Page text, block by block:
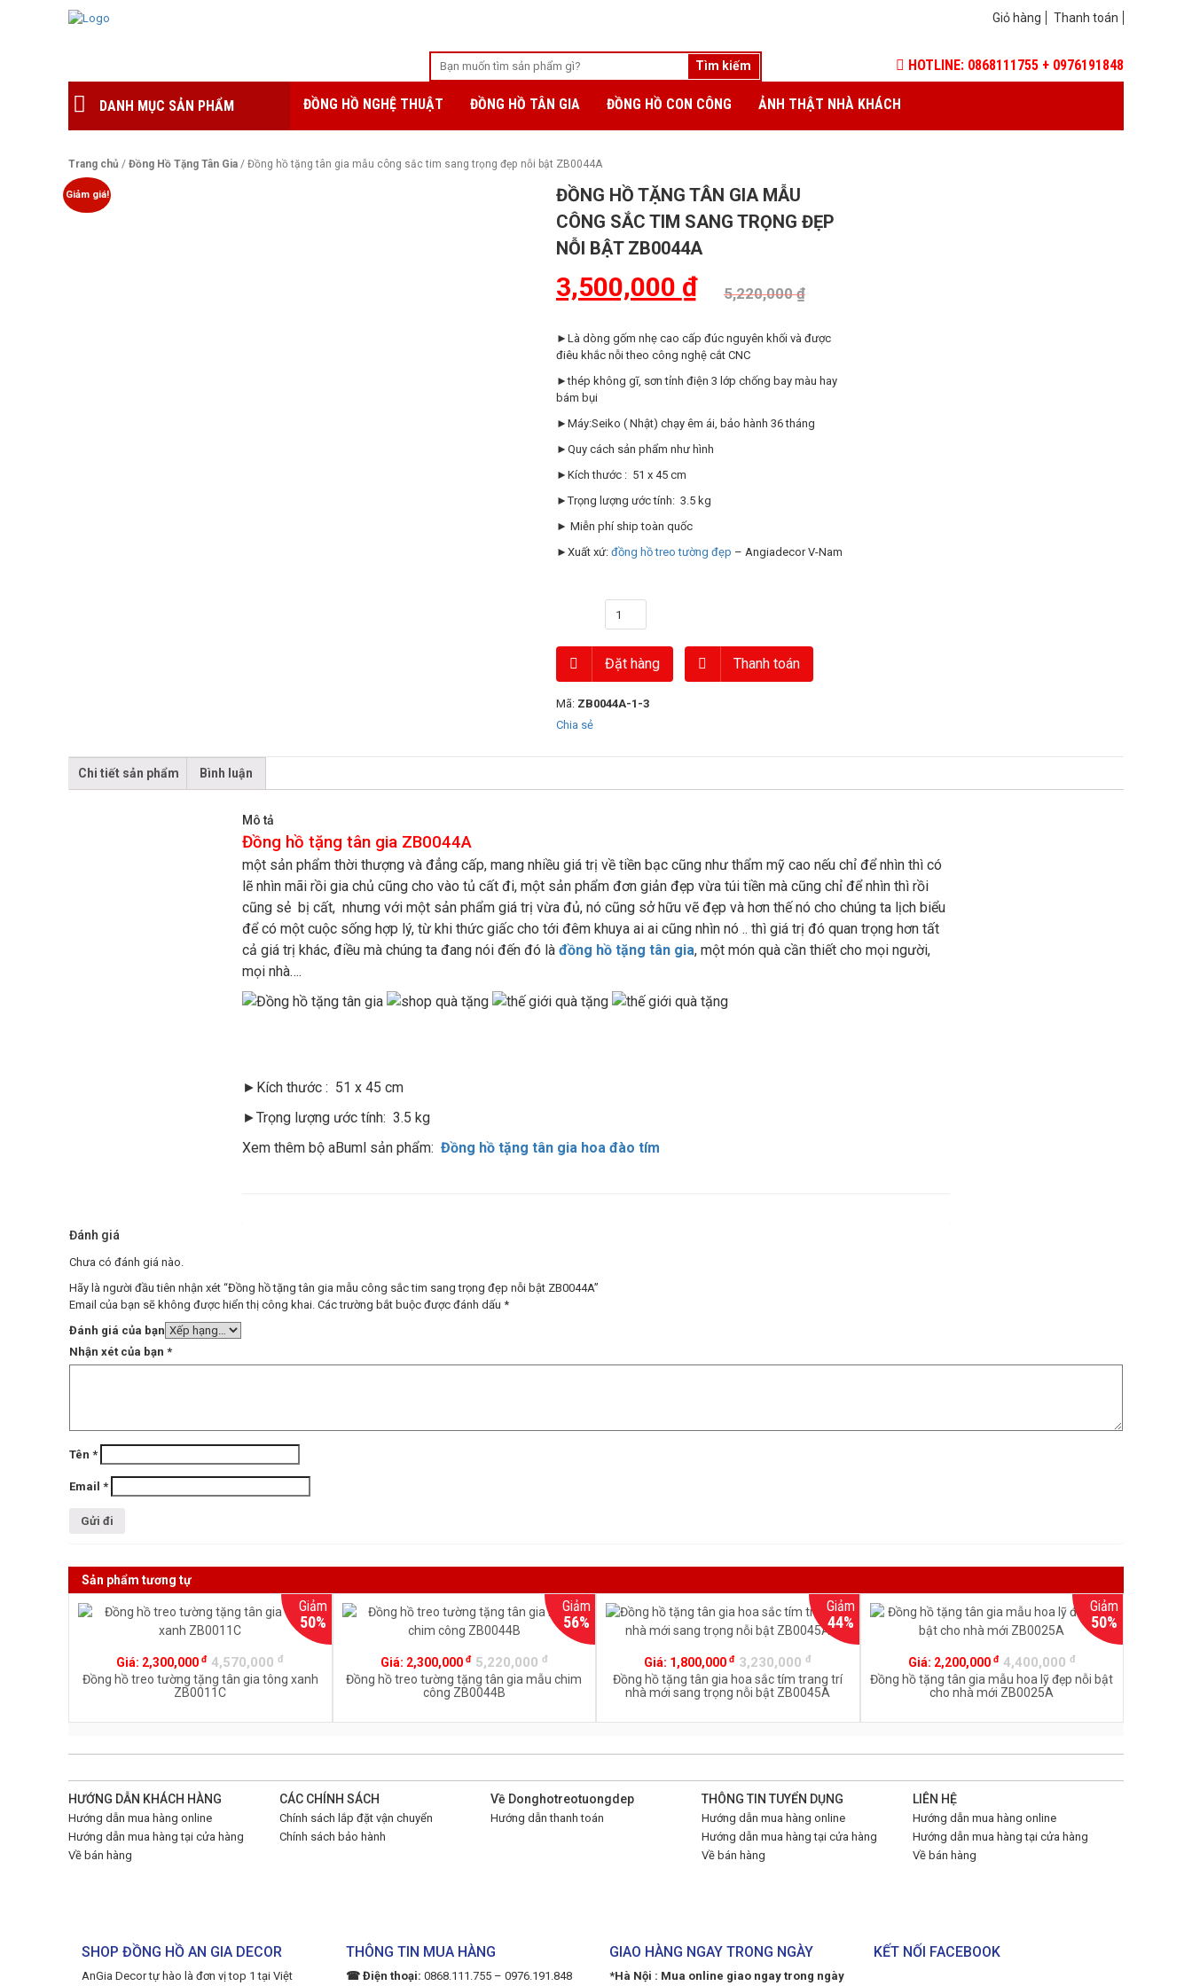
Giỏ hàng Thanh toán
HOTLINE: 0868111755 + 0976191848
DANH MỤC SẢN PHẨM ĐỒNG HỒ NGHỆ THUẬT ĐỒNG HỒ TÂN GIA ĐỒNG HỒ CON CÔNG ẢNH THẬT NHÀ KHÁCH
Trang chủ / Đồng Hồ Tặng Tân Gia / Đồng hồ tặng tân gia mẫu công sắc tim sang trọng đẹp nỗi bật ZB0044A
Giảm giá!
ĐỒNG HỒ TẶNG TÂN GIA MẪU
CÔNG SẮC TIM SANG TRỌNG ĐẸP
NỖI BẬT ZB0044A
5,220,000₫
3,500,000 ₫
►Là dòng gốm nhẹ cao cấp đúc nguyên khối và được
điêu khắc nỗi theo công nghệ cắt CNC
►thép không gĩ, sơn tỉnh điện 3 lớp chống bay màu hay
bám bụi
►Máy:Seiko ( Nhật) chạy êm ái, bảo hành 36 tháng
►Quy cách sản phẩm như hình
►Kích thước : 51 x 45 cm
►Trọng lượng ước tính: 3.5 kg
► Miễn phí ship toàn quốc
►Xuất xứ: đồng hồ treo tường đẹp – Angiadecor V-Nam
Đặt hàng Thanh toán
Mã: ZB0044A-1-3
Chia sẻ
Chi tiết sản phẩm Bình luận
Mô tả
Đồng hồ tặng tân gia ZB0044A
một sản phẩm thời thượng và đẳng cấp, mang nhiều giá trị về tiền bạc cũng như thẩm mỹ cao nếu chỉ để nhìn thì có
lẽ nhìn mãi rồi gia chủ cũng cho vào tủ cất đi, một sản phẩm đơn giản đẹp vừa túi tiền mà cũng chỉ để nhìn thì rồi
cũng sẻ bị cất, nhưng với một sản phẩm giá trị vừa đủ, nó cũng sở hữu vẽ đẹp và hơn thế nó cho chúng ta lịch biểu
để có một cuộc sống hợp lý, từ khi thức giấc cho tới đêm khuya ai ai cũng nhìn nó .. thì giá trị đó quan trọng hơn tất
cả giá trị khác, điều mà chúng ta đang nói đến đó là đồng hồ tặng tân gia, một món quà cần thiết cho mọi người,
mọi nhà….
►Kích thước : 51 x 45 cm
►Trọng lượng ước tính: 3.5 kg
Xem thêm bộ aBuml sản phẩm: Đồng hồ tặng tân gia hoa đào tím
Đánh giá
Chưa có đánh giá nào.
Hãy là người đầu tiên nhận xét “Đồng hồ tặng tân gia mẫu công sắc tim sang trọng đẹp nỗi bật ZB0044A”
Email của bạn sẽ không được hiển thị công khai. Các trường bắt buộc được đánh dấu *
Đánh giá của bạn
Nhận xét của bạn *
Tên *
Email *
Sản phẩm tương tự
Giảm
50%
Giá: 2,300,000đ 4,570,000đ
Đồng hồ treo tường tặng tân gia tông xanh
ZB0011C
Giảm
56%
Giá: 2,300,000 đ 5,220,000 đ
Đồng hồ treo tường tặng tân gia mẫu chim
công ZB0044B
Giảm
44%
Giá: 1,800,000đ 3,230,000đ
Đồng hồ tặng tân gia hoa sắc tím trang trí
nhà mới sang trọng nỗi bật ZB0045A
Giảm
50%
Giá: 2,200,000 đ 4,400,000 đ
Đồng hồ tặng tân gia mẫu hoa lỹ đẹp nỗi bật
cho nhà mới ZB0025A
HƯỚNG DẪN KHÁCH HÀNG
Hướng dẫn mua hàng online
Hướng dẫn mua hàng tại cửa hàng
Về bán hàng
CÁC CHÍNH SÁCH
Chính sách lắp đặt vận chuyển
Chính sách bảo hành
Về Donghotreotuongdep
Hướng dẫn thanh toán
THÔNG TIN TUYỂN DỤNG
Hướng dẫn mua hàng online
Hướng dẫn mua hàng tại cửa hàng
Về bán hàng
LIÊN HỆ
Hướng dẫn mua hàng online
Hướng dẫn mua hàng tại cửa hàng
Về bán hàng
SHOP ĐỒNG HỒ AN GIA DECOR
AnGia Decor tự hào là đơn vị top 1 tại Việt
THÔNG TIN MUA HÀNG
☎ Điện thoại: 0868.111.755 – 0976.191.848
GIAO HÀNG NGAY TRONG NGÀY
*Hà Nội : Mua online giao ngay trong ngày
KẾT NỐI FACEBOOK